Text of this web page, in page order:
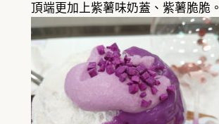
頂端更加上紫薯味奶蓋、紫薯脆脆。